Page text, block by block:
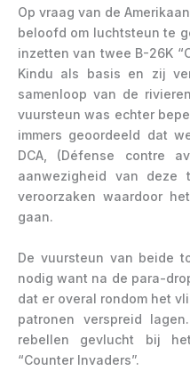
Op vraag van de
beloofd om luchtsteun te
inzetten van twee B-26K
Kindu als basis en zij
samenloop van de
vuursteun was echter
immers geoordeeld dat
DCA, (Défense contre
aanwezigheid van deze
veroorzaken waardoor
gaan.
De vuursteun van beide
nodig want na de para-
dat er overal rondom het
patronen verspreid
rebellen gevlucht bij
“Counter Invaders”.